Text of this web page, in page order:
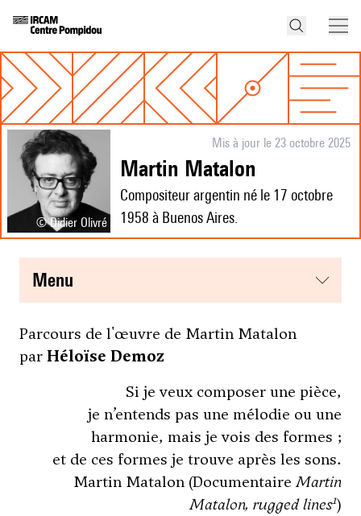
© Didier Olivré
Mis à jour le 23 octobre 2025
Martin Matalon
Compositeur argentin né le 17 octobre
1958 à Buenos Aires.
menu
Parcours de l'œuvre de Martin Matalon
parHéloïse Demoz
Si je veux composer une pièce,
je n’entends pas une mélodie ou une
harmonie, mais je vois des formes ;
et de ces formes je trouve après les sons.
Martin Matalon (DocumentaireMartin
Matalon, rugged lines1)